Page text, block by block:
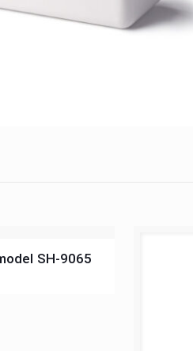
جهت مشاهده
SH-9065